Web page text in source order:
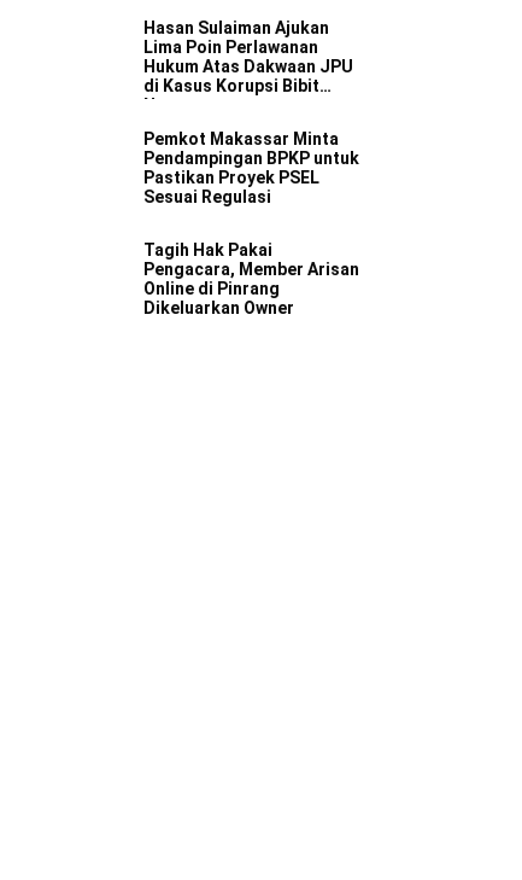
Hasan Sulaiman Ajukan
Lima Poin Perlawanan
Hukum Atas Dakwaan JPU
di Kasus Korupsi Bibit
Nanas
Pemkot Makassar Minta
Pendampingan BPKP untuk
Pastikan Proyek PSEL
Sesuai Regulasi
Tagih Hak Pakai
Pengacara, Member Arisan
Online di Pinrang
Dikeluarkan Owner